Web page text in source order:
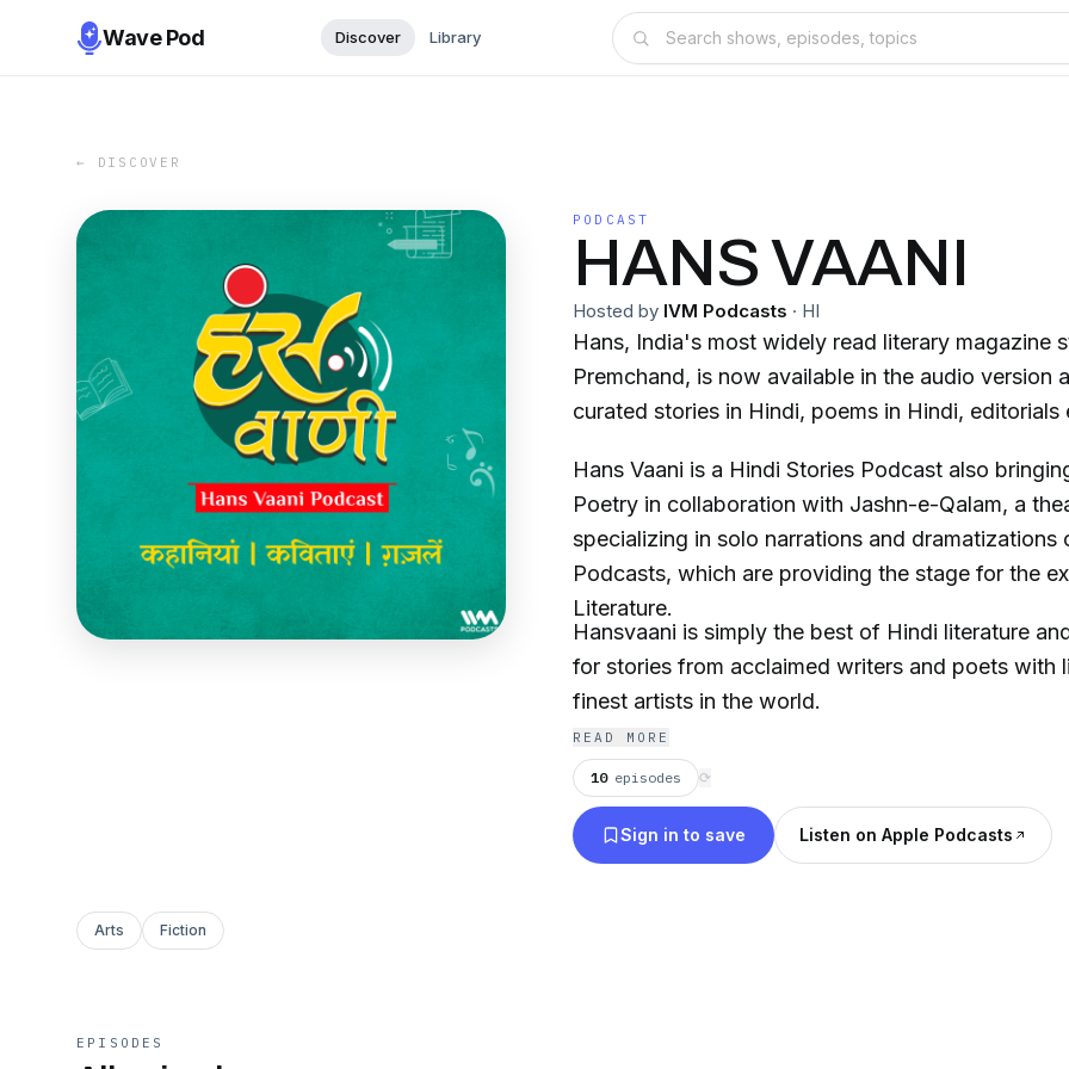
Wave Pod Discover Library
← DISCOVER
PODCAST
HANS VAANI
Hosted by IVM Podcasts · HI
Hans, India's most widely read literary magazine
Premchand, is now available in the audio version
curated stories in Hindi, poems in Hindi, editorials
Hans Vaani is a Hindi Stories Podcast also
Poetry in collaboration with Jashn-e-Qalam, a
specializing in solo narrations and dramatizations
Podcasts, which are providing the stage for the
Literature.
Hansvaani is simply the best of Hindi literature
for stories from acclaimed writers and poets with
finest artists in the world.
READ MORE
10 episodes ⟳
Sign in to save Listen on Apple Podcasts
Arts Fiction
EPISODES